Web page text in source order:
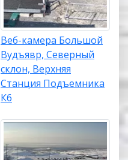
Веб-камера Большой
Вудъявр, Северный
склон, Верхняя
Станция Подъемника
К6